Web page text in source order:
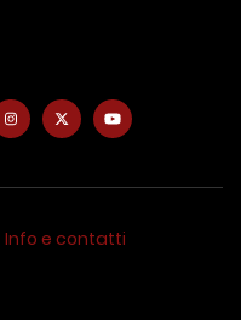
Info e contatti